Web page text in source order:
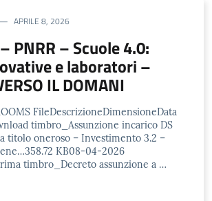
APRILE 8, 2026
PNRR – Scuole 4.0:
e laboratori –
IL DOMANI
FileDescrizioneDimensioneData
timbro_Assunzione incarico DS
titolo oneroso – Investimento 3.2 –
KB08-04-2026
timbro_Decreto assunzione a …